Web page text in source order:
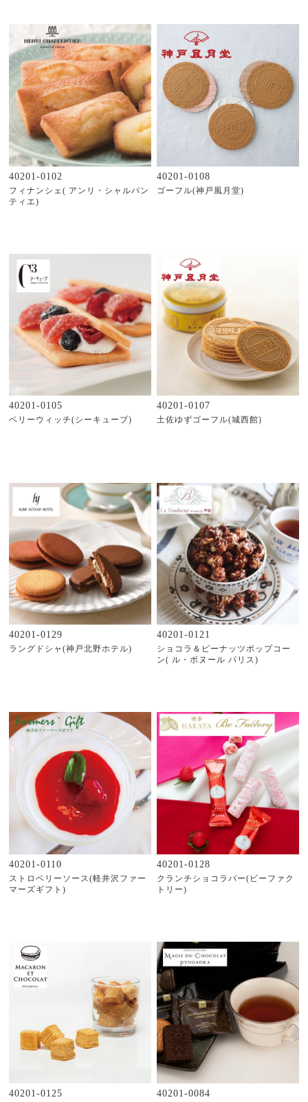
40201-0102
フィナンシェ( アンリ・シャルパン
ティエ)
40201-0108
ゴーフル(神戸風月堂)
40201-0105
ベリーウィッチ(シーキューブ)
40201-0107
土佐ゆずゴーフル(城西館)
40201-0129
ラングドシャ(神戸北野ホテル)
40201-0121
ショコラ＆ピーナッツポップコー
ン( ル・ボヌール パリス)
40201-0110
ストロベリーソース(軽井沢ファー
マーズギフト)
40201-0128
クランチショコラバー(ビーファク
トリー)
40201-0125 40201-0084